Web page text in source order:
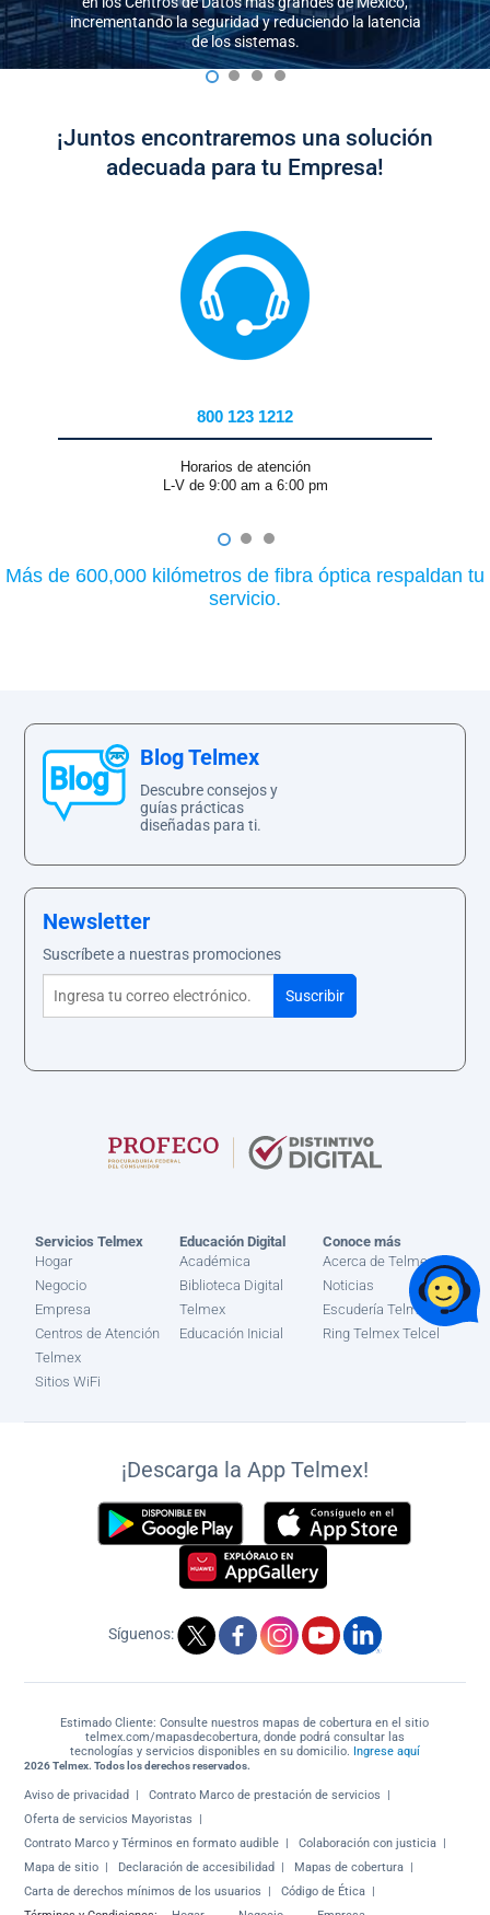
incrementando la seguridad y reduciendo la latencia
de los sistemas.
1 2 3 4
¡Juntos encontraremos una solución
adecuada para tu Empresa!
800 123 1212
Horarios de atención
L-V de 9:00 am a 6:00 pm
1 2 3
Más de 600,000 kilómetros de fibra óptica respaldan tu
servicio.
Blog Telmex
Descubre consejos y
guías prácticas
diseñadas para ti.
Newsletter
Suscríbete a nuestras promociones
Servicios Telmex
Hogar
Negocio
Empresa
Centros de Atención
Telmex
Sitios WiFi
Educación Digital
Académica
Biblioteca Digital
Telmex
Educación Inicial
Conoce más
Acerca de Telmex
Noticias
Escudería Telmex
Ring Telmex Telcel
¡Descarga la App Telmex!
Síguenos:
Estimado Cliente: Consulte nuestros mapas de cobertura en el sitio
telmex.com/mapasdecobertura, donde podrá consultar las
tecnologías y servicios disponibles en su domicilio. Ingrese aquí
2026 Telmex. Todos los derechos reservados.
Aviso de privacidad
Contrato Marco de prestación de servicios
Oferta de servicios Mayoristas
Contrato Marco y Términos en formato audible
Colaboración con justicia
Mapa de sitio
Declaración de accesibilidad
Mapas de cobertura
Carta de derechos mínimos de los usuarios
Código de Ética